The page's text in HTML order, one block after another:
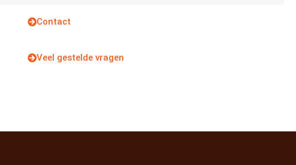
Contact
Veel gestelde vragen